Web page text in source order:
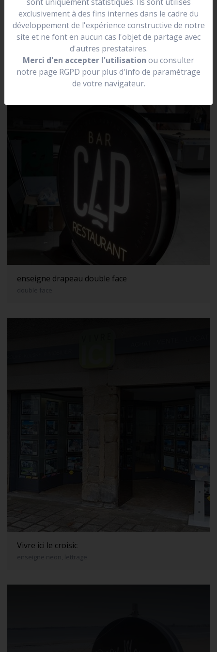
se situer dans une rue.
Elle peut être lumineuse, non lumineuse, prendre la
forme de votre logo.
enseigne drapeau double face
double face
Vivre ici le croisic
enseigne neon, lettrage
exclusivement à des fins internes dans le cadre du
développement de l'expérience constructive de notre
site et ne font en aucun cas l'objet de partage avec
d'autres prestataires.
Merci d'en accepter l'utilisation ou consulter
notre page RGPD pour plus d'info de paramétrage
de votre navigateur.